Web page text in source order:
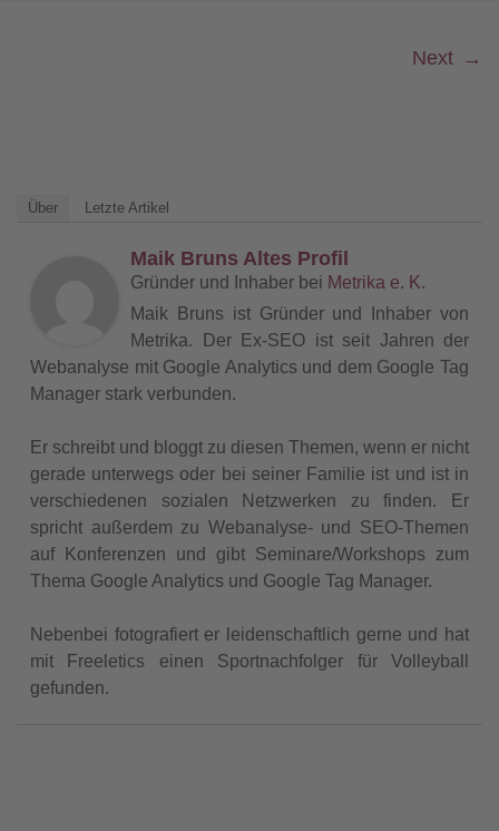
Next →
Über Letzte Artikel
Maik Bruns Altes Profil
Gründer und Inhaber bei Metrika e. K.
Maik Bruns ist Gründer und Inhaber von
Metrika. Der Ex-SEO ist seit Jahren der
Webanalyse mit Google Analytics und dem Google Tag
Manager stark verbunden.
Er schreibt und bloggt zu diesen Themen, wenn er nicht
gerade unterwegs oder bei seiner Familie ist und ist in
verschiedenen sozialen Netzwerken zu finden. Er
spricht außerdem zu Webanalyse- und SEO-Themen
auf Konferenzen und gibt Seminare/Workshops zum
Thema Google Analytics und Google Tag Manager.
Nebenbei fotografiert er leidenschaftlich gerne und hat
mit Freeletics einen Sportnachfolger für Volleyball
gefunden.